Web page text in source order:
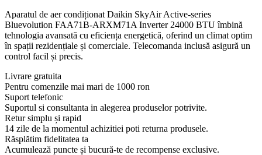
Aparatul de aer condiționat Daikin SkyAir Active-series
Bluevolution FAA71B-ARXM71A Inverter 24000 BTU îmbină
tehnologia avansată cu eficiența energetică, oferind un climat optim
în spații rezidențiale și comerciale. Telecomanda inclusă asigură un
control facil și precis.
Livrare gratuita
Pentru comenzile mai mari de 1000 ron
Suport telefonic
Suportul si consultanta in alegerea produselor potrivite.
Retur simplu și rapid
14 zile de la momentul achizitiei poti returna produsele.
Răsplătim fidelitatea ta
Acumulează puncte și bucură-te de recompense exclusive.